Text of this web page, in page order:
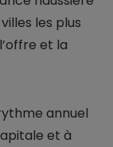
les plus
et la
annuel
et à